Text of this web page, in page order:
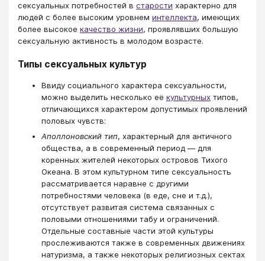
сексуальных потребностей в старости характерно для
людей с более высоким уровнем интеллекта, имеющих
более высокое качество жизни, проявлявших большую
сексуальную активность в молодом возрасте.
Типы сексуальных культур
Ввиду социального характера сексуальности,
можно выделить несколько её культурных типов,
отличающихся характером допустимых проявлений
половых чувств:
Аполлоновский тип, характерный для античного
общества, а в современный период — для
коренных жителей некоторых островов Тихого
Океана. В этом культурном типе сексуальность
рассматривается наравне с другими
потребностями человека (в еде, сне и т.д.),
отсутствует развитая система связанных с
половыми отношениями табу и ограничений.
Отдельные составные части этой культуры
прослеживаются также в современных движениях
натуризма, а также некоторых религиозных сектах